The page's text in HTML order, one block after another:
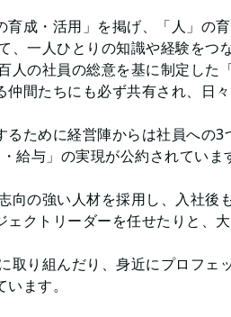
成・活用」を掲げ、「人」の
、一人ひとりの知識や経験をつ
人の社員の総意を基に制定した
間たちにも必ず共有され、日
ために経営陣からは社員への
給与」の実現が公約されていま
向の強い人材を採用し、入社後
クトリーダーを任せたりと、
取り組んだり、身近にプロフェ
ます。